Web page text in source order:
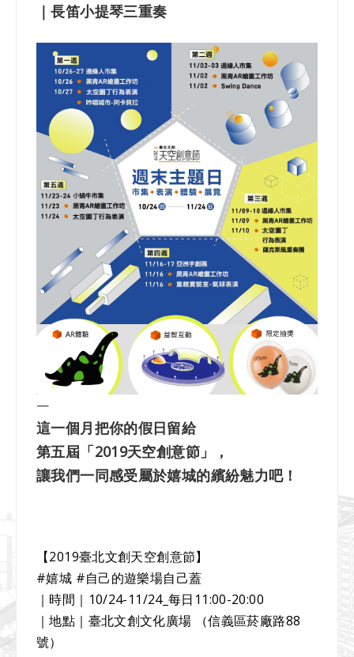
｜長笛小提琴三重奏
—
這一個月把你的假日留給
第五屆「2019天空創意節」，
讓我們一同感受屬於嬉城的繽紛魅力吧！
【2019臺北文創天空創意節】
#嬉城 #自己的遊樂場自己蓋
｜時間｜10/24-11/24_每日11:00-20:00
｜地點｜臺北文創文化廣場 （信義區菸廠路88
號）